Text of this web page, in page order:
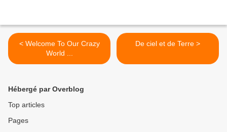
< Welcome To Our Crazy
World ...
De ciel et de Terre >
Hébergé par Overblog
Top articles
Pages